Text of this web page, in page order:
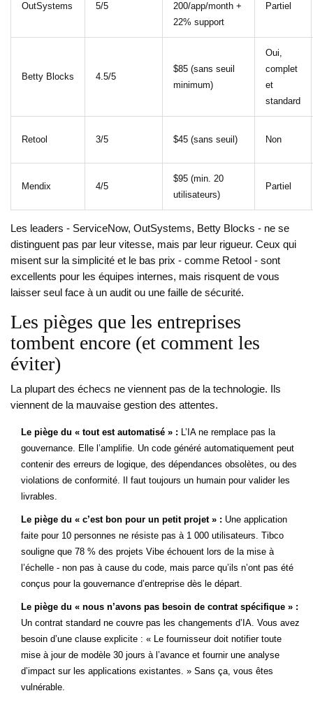
OutSystems 5/5
200/app/month +
22% support
Partiel
Betty Blocks 4.5/5
$85 (sans seuil
minimum)
Oui,
complet
et
standard
Retool 3/5 $45 (sans seuil) Non
Mendix 4/5
$95 (min. 20
utilisateurs)
Partiel
Les leaders - ServiceNow, OutSystems, Betty Blocks - ne se
distinguent pas par leur vitesse, mais par leur rigueur. Ceux qui
misent sur la simplicité et le bas prix - comme Retool - sont
excellents pour les équipes internes, mais risquent de vous
laisser seul face à un audit ou une faille de sécurité.
Les pièges que les entreprises
tombent encore (et comment les
éviter)
La plupart des échecs ne viennent pas de la technologie. Ils
viennent de la mauvaise gestion des attentes.
Le piège du « tout est automatisé » : L’IA ne remplace pas la
gouvernance. Elle l’amplifie. Un code généré automatiquement peut
contenir des erreurs de logique, des dépendances obsolètes, ou des
violations de conformité. Il faut toujours un humain pour valider les
livrables.
Le piège du « c’est bon pour un petit projet » : Une application
faite pour 10 personnes ne résiste pas à 1 000 utilisateurs. Tibco
souligne que 78 % des projets Vibe échouent lors de la mise à
l’échelle - non pas à cause du code, mais parce qu’ils n’ont pas été
conçus pour la gouvernance d’entreprise dès le départ.
Le piège du « nous n’avons pas besoin de contrat spécifique » :
Un contrat standard ne couvre pas les changements d’IA. Vous avez
besoin d’une clause explicite : « Le fournisseur doit notifier toute
mise à jour de modèle 30 jours à l’avance et fournir une analyse
d’impact sur les applications existantes. » Sans ça, vous êtes
vulnérable.